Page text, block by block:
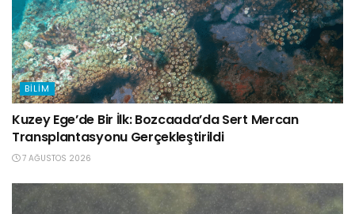
BILIM
Kuzey Ege’de Bir İlk: Bozcaada’da Sert Mercan
Transplantasyonu Gerçekleştirildi
7 AĞUSTOS 2026